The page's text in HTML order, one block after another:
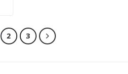
2 3